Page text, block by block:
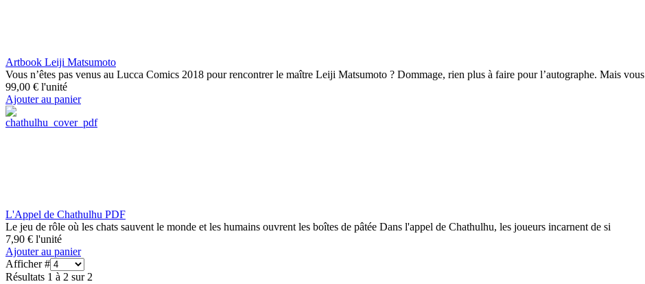
Artbook Leiji Matsumoto
Vous n’êtes pas venus au Lucca Comics 2018 pour rencontrer le maître Leiji Matsumoto ? Dommage, rien plus à faire pour l’autographe. Mais vous
99,00 € l'unité
Ajouter au panier
L'Appel de Chathulhu PDF
Le jeu de rôle où les chats sauvent le monde et les humains ouvrent les boîtes de pâtée Dans l'appel de Chathulhu, les joueurs incarnent de si
7,90 € l'unité
Ajouter au panier
Afficher #
Résultats 1 à 2 sur 2